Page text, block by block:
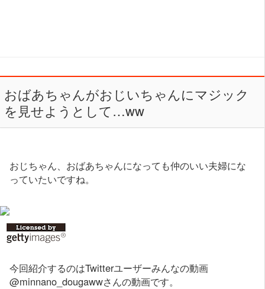
おばあちゃんがおじいちゃんにマジック
を見せようとして…ww
おじちゃん、おばあちゃんになっても仲のいい夫婦にな
っていたいですね。
今回紹介するのはTwitterユーザーみんなの動画
@minnano_dougawwさんの動画です。